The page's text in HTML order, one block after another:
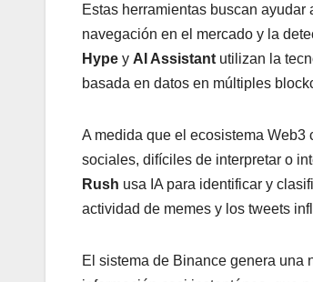
Estas herramientas buscan
navegación en el mercado y la
Hype y AI Assistant utilizan la
basada en datos en múltiples
A medida que el ecosistema
sociales, difíciles de interpretar o
Rush usa IA para identificar y
actividad de memes y los tweets
El sistema de Binance genera una